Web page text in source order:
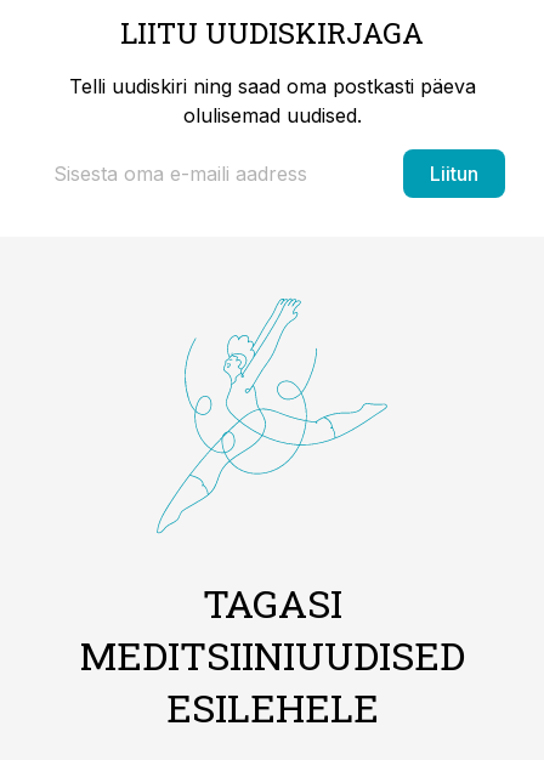
LIITU UUDISKIRJAGA
Telli uudiskiri ning saad oma postkasti päeva
olulisemad uudised.
Liitun
TAGASI
MEDITSIINIUUDISED
ESILEHELE